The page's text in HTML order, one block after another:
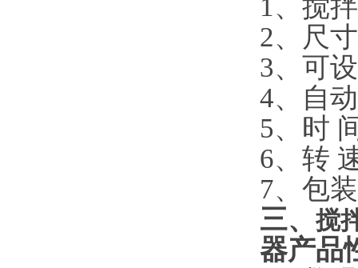
1、搅
2、尺
3、可
4、自
5、时
6、转
7、包
三、搅
器产品